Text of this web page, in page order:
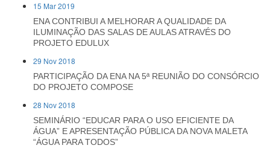
15 Mar 2019
ENA CONTRIBUI A MELHORAR A QUALIDADE DA
ILUMINAÇÃO DAS SALAS DE AULAS ATRAVÉS DO
PROJETO EDULUX
29 Nov 2018
PARTICIPAÇÃO DA ENA NA 5ª REUNIÃO DO CONSÓRCIO
DO PROJETO COMPOSE
28 Nov 2018
SEMINÁRIO “EDUCAR PARA O USO EFICIENTE DA
ÁGUA” E APRESENTAÇÃO PÚBLICA DA NOVA MALETA
“ÁGUA PARA TODOS”